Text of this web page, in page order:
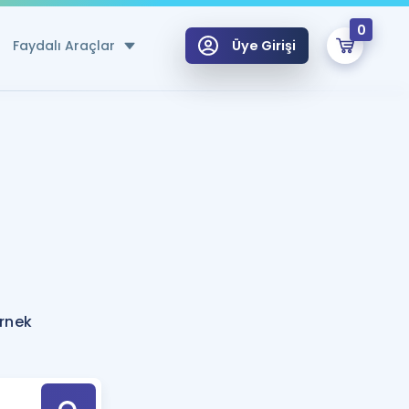
Faydalı Araçlar
Hesaplama Aracı
için Öneriler
Tek Takvimde
Üye Girişi
0